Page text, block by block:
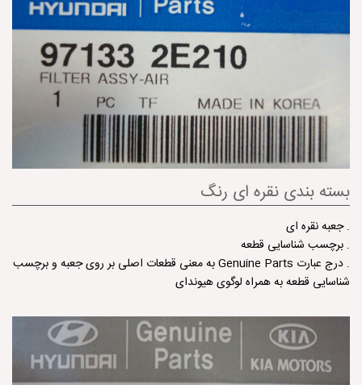
بسته بندی نقره ای رنگ
. جعبه نقره ای
. برچسب شناسایی قطعه
. درج عبارت Genuine Parts به معنی قطعات اصلی بر روی جعبه و برچسب
شناسایی قطعه به همراه لوگوی هیوندای